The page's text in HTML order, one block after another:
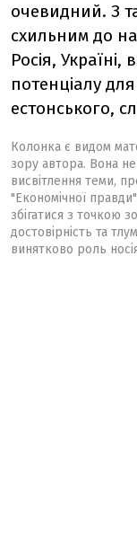
очевидний. З
схильним до
Росія,
потенціалу
естонського,
Колонка є видом
зору автора. Вона не
висвітлення теми,
"Економічної
збігатися з точкою
достовірність та
винятково роль